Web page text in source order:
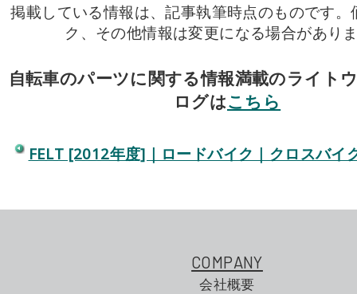
掲載している情報は、記事執筆時点のものです。
ク、その他情報は変更になる場合があり
自転車のパーツに関する情報満載のライト
ログはこちら
FELT [2012年度]｜ロードバイク｜クロスバイ
COMPANY
会社概要